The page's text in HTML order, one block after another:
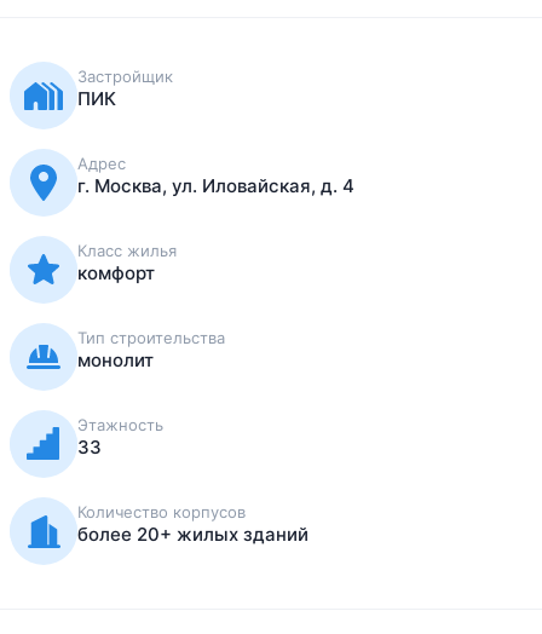
Застройщик
ПИК
Адрес
г. Москва, ул. Иловайская, д. 4
Класс жилья
комфорт
Тип строительства
монолит
Этажность
33
Количество корпусов
более 20+ жилых зданий